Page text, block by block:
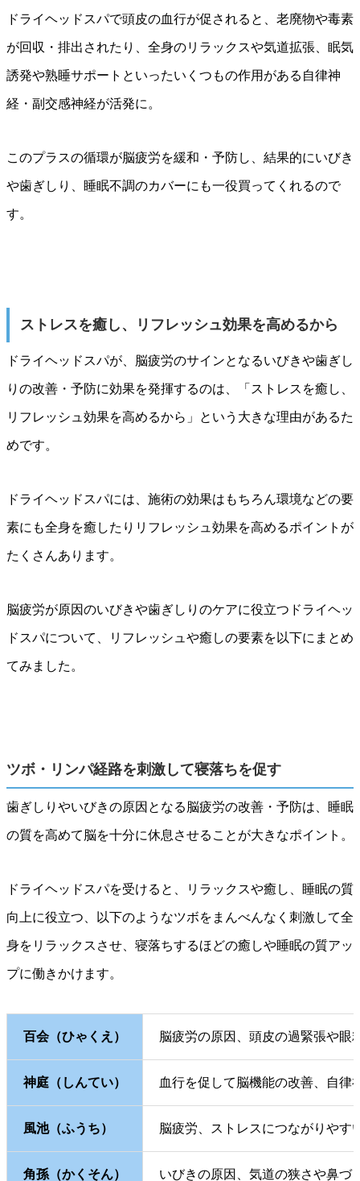
ドライヘッドスパで頭皮の血行が促されると、老廃物や毒素
が回収・排出されたり、全身のリラックスや気道拡張、眠気
誘発や熟睡サポートといったいくつもの作用がある自律神
経・副交感神経が活発に。
このプラスの循環が脳疲労を緩和・予防し、結果的にいびき
や歯ぎしり、睡眠不調のカバーにも一役買ってくれるので
す。
ストレスを癒し、リフレッシュ効果を高めるから
ドライヘッドスパが、脳疲労のサインとなるいびきや歯ぎし
りの改善・予防に効果を発揮するのは、「ストレスを癒し、
リフレッシュ効果を高めるから」という大きな理由があるた
めです。
ドライヘッドスパには、施術の効果はもちろん環境などの要
素にも全身を癒したりリフレッシュ効果を高めるポイントが
たくさんあります。
脳疲労が原因のいびきや歯ぎしりのケアに役立つドライヘッ
ドスパについて、リフレッシュや癒しの要素を以下にまとめ
てみました。
ツボ・リンパ経路を刺激して寝落ちを促す
歯ぎしりやいびきの原因となる脳疲労の改善・予防は、睡眠
の質を高めて脳を十分に休息させることが大きなポイント。
ドライヘッドスパを受けると、リラックスや癒し、睡眠の質
向上に役立つ、以下のようなツボをまんべんなく刺激して全
身をリラックスさせ、寝落ちするほどの癒しや睡眠の質アッ
プに働きかけます。
百会（ひゃくえ） 脳疲労の原因、頭皮の過緊張や眼
神庭（しんてい） 血行を促して脳機能の改善、自律
風池（ふうち） 脳疲労、ストレスにつながりやす
角孫（かくそん） いびきの原因、気道の狭さや鼻づ